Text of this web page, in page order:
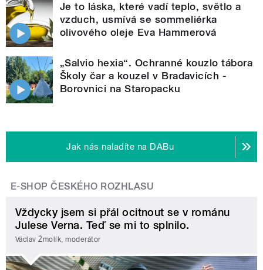
Je to láska, které vadí teplo, světlo a
vzduch, usmívá se sommeliérka
olivového oleje Eva Hammerová
„Salvio hexia“. Ochranné kouzlo tábora
Školy čar a kouzel v Bradavicích -
Borovnici na Staropacku
Jak nás naladíte na DABu
E-SHOP ČESKÉHO ROZHLASU
Vždycky jsem si přál ocitnout se v románu
Julese Verna. Teď se mi to splnilo.
Václav Žmolík, moderátor